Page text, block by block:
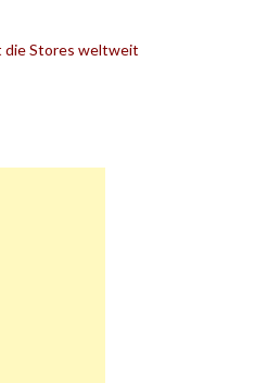
die Stores weltweit